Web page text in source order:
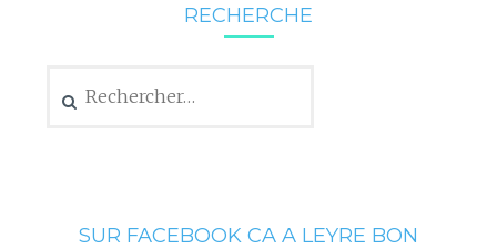
RECHERCHE
SUR FACEBOOK CA A LEYRE BON